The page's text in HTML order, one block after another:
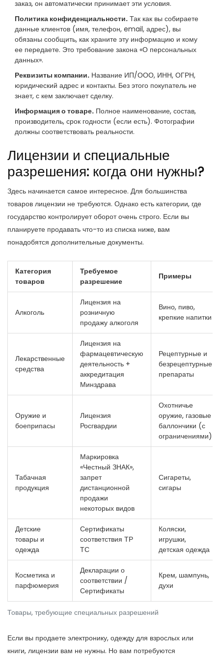
заказ, он автоматически принимает эти условия.
Политика конфиденциальности. Так как вы собираете
данные клиентов (имя, телефон, email, адрес), вы
обязаны сообщить, как храните эту информацию и кому
ее передаете. Это требование закона «О персональных
данных».
Реквизиты компании. Название ИП/ООО, ИНН, ОГРН,
юридический адрес и контакты. Без этого покупатель не
знает, с кем заключает сделку.
Информация о товаре. Полное наименование, состав,
производитель, срок годности (если есть). Фотографии
должны соответствовать реальности.
Лицензии и специальные
разрешения: когда они нужны?
Здесь начинается самое интересное. Для большинства
товаров лицензии не требуются. Однако есть категории, где
государство контролирует оборот очень строго. Если вы
планируете продавать что-то из списка ниже, вам
понадобятся дополнительные документы.
Товары, требующие специальных разрешений
Категория
товаров
Требуемое
разрешение
Примеры
Алкоголь
Лицензия на
розничную
продажу алкоголя
Вино, пиво,
крепкие напитки
Лекарственные
средства
Лицензия на
фармацевтическую
деятельность +
аккредитация
Минздрава
Рецептурные и
безрецептурные
препараты
Оружие и
боеприпасы
Лицензия
Росгвардии
Охотничье
оружие, газовые
баллончики (с
ограничениями)
Табачная
продукция
Маркировка
«Честный ЗНАК»,
запрет
дистанционной
продажи
некоторых видов
Сигареты,
сигары
Детские
товары и
одежда
Сертификаты
соответствия ТР
ТС
Коляски,
игрушки,
детская одежда
Косметика и
парфюмерия
Декларации о
соответствии /
Сертификаты
Крем, шампунь,
духи
Если вы продаете электронику, одежду для взрослых или
книги, лицензии вам не нужны. Но вам потребуются